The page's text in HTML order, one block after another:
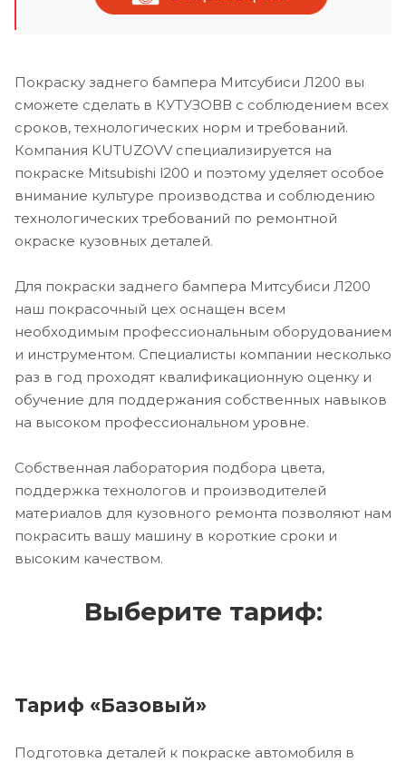
Покраску заднего бампера Митсубиси Л200 вы
сможете сделать в КУТУЗОВВ с соблюдением всех
сроков, технологических норм и требований.
Компания KUTUZOVV специализируется на
покраске Mitsubishi l200 и поэтому уделяет особое
внимание культуре производства и соблюдению
технологических требований по ремонтной
окраске кузовных деталей.
Для покраски заднего бампера Митсубиси Л200
наш покрасочный цех оснащен всем
необходимым профессиональным оборудованием
и инструментом. Специалисты компании несколько
раз в год проходят квалификационную оценку и
обучение для поддержания собственных навыков
на высоком профессиональном уровне.
Собственная лаборатория подбора цвета,
поддержка технологов и производителей
материалов для кузовного ремонта позволяют нам
покрасить вашу машину в короткие сроки и
высоким качеством.
Выберите тариф:
Тариф «Базовый»
Подготовка деталей к покраске автомобиля в